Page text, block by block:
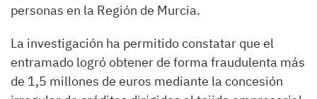
personas en la Región de Murcia.
La investigación ha permitido constatar que el
entramado logró obtener de forma fraudulenta más
de 1,5 millones de euros mediante la concesión